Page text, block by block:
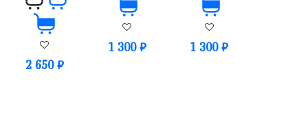
2 650 ₽
1 300 ₽ 1 300₽